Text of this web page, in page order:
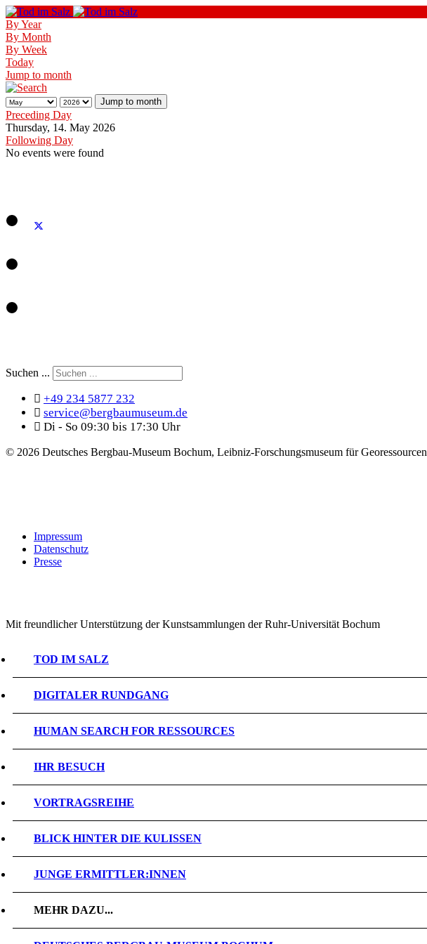
By Year
By Month
By Week
Today
Jump to month
Jump to month
Preceding Day
Thursday, 14. May 2026
Following Day
No events were found
Suchen ...
+49 234 5877 232
service@bergbaumuseum.de
Di - So 09:30 bis 17:30 Uhr
© 2026 Deutsches Bergbau-Museum Bochum, Leibniz-Forschungsmuseum für Georessourcen
Impressum
Datenschutz
Presse
Mit freundlicher Unterstützung der Kunstsammlungen der Ruhr-Universität Bochum
TOD IM SALZ
DIGITALER RUNDGANG
HUMAN SEARCH FOR RESSOURCES
IHR BESUCH
VORTRAGSREIHE
BLICK HINTER DIE KULISSEN
JUNGE ERMITTLER:INNEN
MEHR DAZU...